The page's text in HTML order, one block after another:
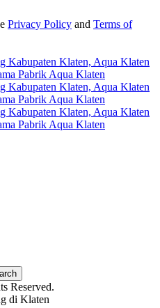
Privacy Policy and Terms of
Reserved.
di Klaten